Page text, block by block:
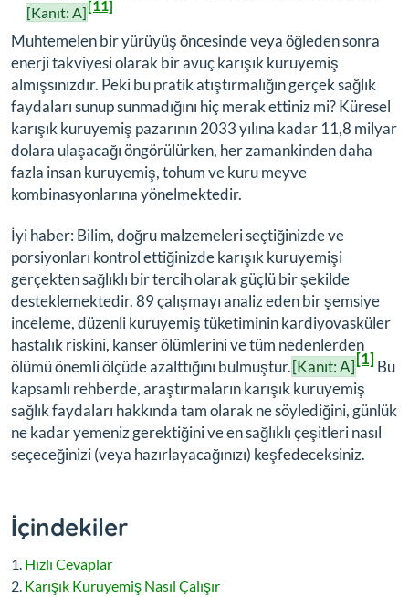
[Kanıt: A][11]
Muhtemelen bir yürüyüş öncesinde veya öğleden sonra
enerji takviyesi olarak bir avuç karışık kuruyemiş
almışsınızdır. Peki bu pratik atıştırmalığın gerçek sağlık
faydaları sunup sunmadığını hiç merak ettiniz mi? Küresel
karışık kuruyemiş pazarının 2033 yılına kadar 11,8 milyar
dolara ulaşacağı öngörülürken, her zamankinden daha
fazla insan kuruyemiş, tohum ve kuru meyve
kombinasyonlarına yönelmektedir.
İyi haber: Bilim, doğru malzemeleri seçtiğinizde ve
porsiyonları kontrol ettiğinizde karışık kuruyemişi
gerçekten sağlıklı bir tercih olarak güçlü bir şekilde
desteklemektedir. 89 çalışmayı analiz eden bir şemsiye
inceleme, düzenli kuruyemiş tüketiminin kardiyovasküler
hastalık riskini, kanser ölümlerini ve tüm nedenlerden
ölümü önemli ölçüde azalttığını bulmuştur.[Kanıt: A][1]Bu
kapsamlı rehberde, araştırmaların karışık kuruyemiş
sağlık faydaları hakkında tam olarak ne söylediğini, günlük
ne kadar yemeniz gerektiğini ve en sağlıklı çeşitleri nasıl
seçeceğinizi (veya hazırlayacağınızı) keşfedeceksiniz.
İçindekiler
Hızlı Cevaplar
Karışık Kuruyemiş Nasıl Çalışır